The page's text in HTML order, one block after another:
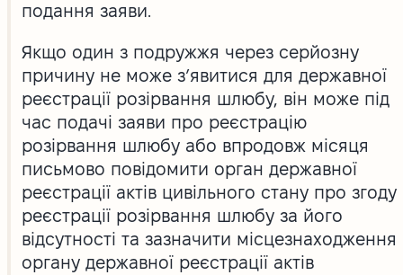
подання заяви.
Якщо один з подружжя через серйозну
причину не може з’явитися для державної
реєстрації розірвання шлюбу, він може під
час подачі заяви про реєстрацію
розірвання шлюбу або впродовж місяця
письмово повідомити орган державної
реєстрації актів цивільного стану про згоду
реєстрації розірвання шлюбу за його
відсутності та зазначити місцезнаходження
органу державної реєстрації актів